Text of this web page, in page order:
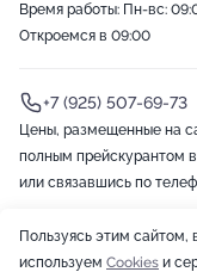
Время работы: Пн-вс:
Откроемся в 09:00
+7 (925) 507-69-73
Цены, размещенные на
полным прейскурантом
или связавшись по
2012-2026 © ZOON
Пользуясь этим сайтом,
используем Cookies и